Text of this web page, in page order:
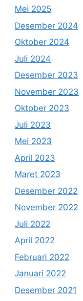
Mei 2025
Desember 2024
Oktober 2024
Juli 2024
Desember 2023
November 2023
Oktober 2023
Juli 2023
Mei 2023
April 2023
Maret 2023
Desember 2022
November 2022
Juli 2022
April 2022
Februari 2022
Januari 2022
Desember 2021